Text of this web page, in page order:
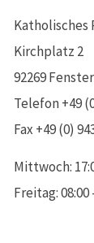
Katholisches
Kirchplatz 2
92269
Telefon +49
Fax +49 (0)
Mittwoch:
Freitag: 08:00